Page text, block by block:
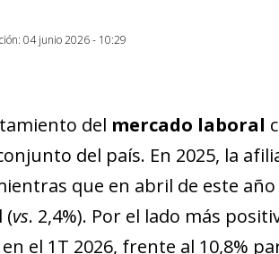
04 junio 2026 - 10:29
del mercado laboral
del país. En 2025, la
que en abril de este
(vs. 2,4%). Por el lado más
el 1T 2026, frente al 10,8%